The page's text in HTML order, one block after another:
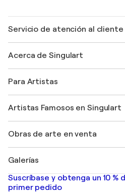
Servicio de atención al cliente
Envío
Ofrecer una tarjeta regalo
Unirse a nuestro programa
Mi cuenta
Protección al comprador
+34 911 23 97 81
Acerca de Singulart
faq
Revista Singulart
Empleos
Descubre arte original
Para Artistas
Inicie sesión como Artista
Artistas Famosos en Singulart
Marc Chagall
Banksy
Mr. Brainwash
Shepard Fairey
Obras de arte en venta
Pinturas abstractas en venta
pinturas de paisajes
Huellas dactilares
Galerías
Galerías de arte en España
Suscríbase y obtenga un 10 %
primer pedido